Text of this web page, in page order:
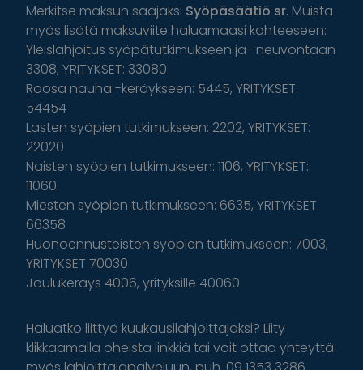
Merkitse maksun saajaksi Syöpäsäätiö sr. Muista
myös lisätä maksuviite haluamaasi kohteeseen:
Yleislahjoitus syöpätutkimukseen ja -neuvontaan
3308, YRITYKSET: 33080
Roosa nauha -keräykseen: 5445, YRITYKSET:
54454
Lasten syöpien tutkimukseen: 2202, YRITYKSET:
22020
Naisten syöpien tutkimukseen: 1106, YRITYKSET:
11060
Miesten syöpien tutkimukseen: 6635, YRITYKSET
66358
Huonoennusteisten syöpien tutkimukseen: 7003,
YRITYKSET 70030
Joulukeräys 4006, yrityksille 40060
Haluatko liittyä kuukausilahjoittajaksi? Liity
klikkaamalla oheista linkkiä tai voit ottaa yhteyttä